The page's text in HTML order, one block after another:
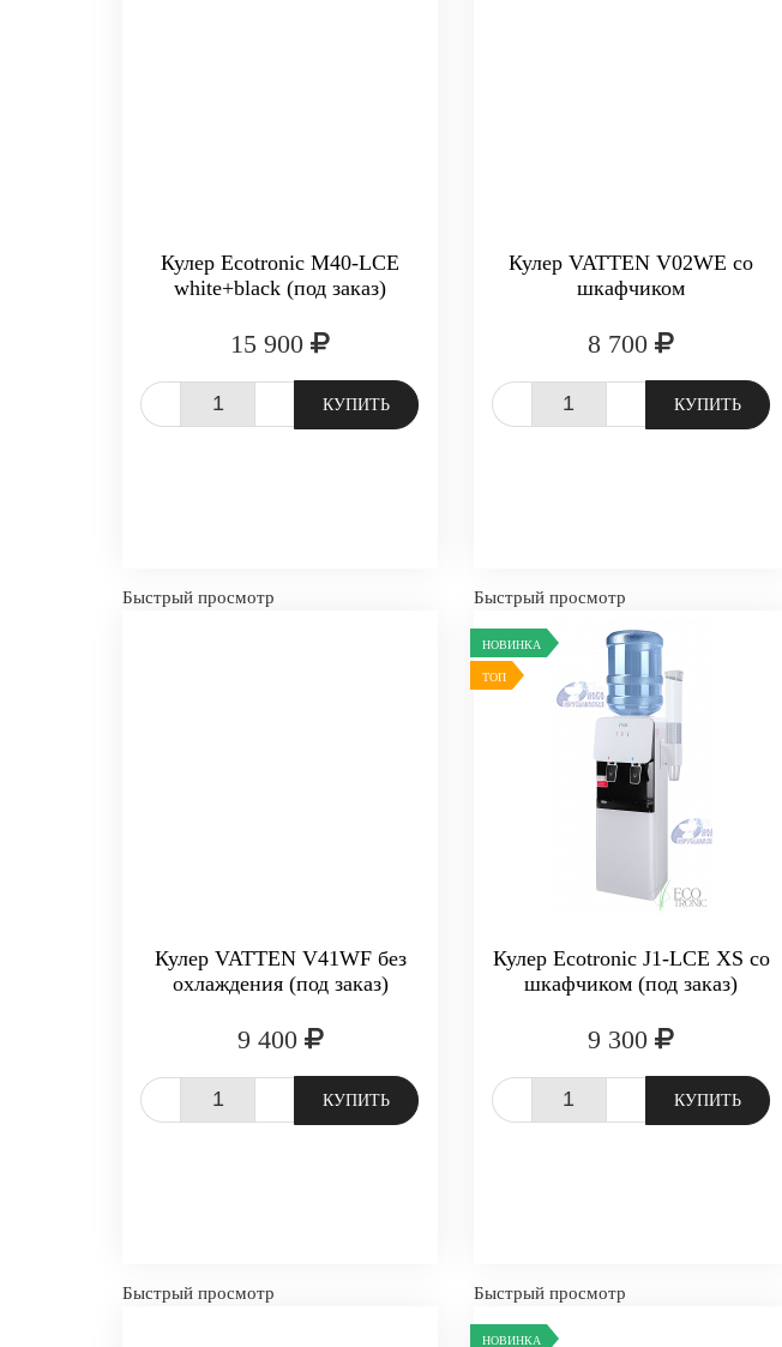
Кулер Ecotronic M40-LCE
white+black (под заказ)
15 900
КУПИТЬ
Кулер VATTEN V02WE со
шкафчиком
8 700
КУПИТЬ
Быстрый просмотр
Кулер VATTEN V41WF без
охлаждения (под заказ)
9 400
КУПИТЬ
Быстрый просмотр
НОВИНКА
ТОП
Кулер Ecotronic J1-LCE XS со
шкафчиком (под заказ)
9 300
КУПИТЬ
Быстрый просмотр Быстрый просмотр
НОВИНКА